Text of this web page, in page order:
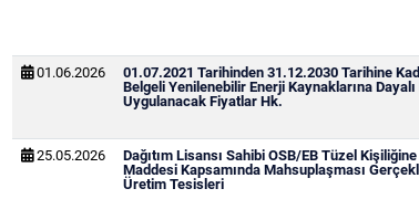
01.06.2026
01.07.2021 Tarihinden 31.12.2030 Tarihine
Belgeli Yenilenebilir Enerji Kaynaklarına
Uygulanacak Fiyatlar Hk.
25.05.2026
Dağıtım Lisansı Sahibi OSB/EB Tüzel
Maddesi Kapsamında Mahsuplaşması
Üretim Tesisleri